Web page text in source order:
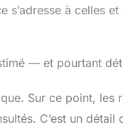
s’adresse à celles
— et pourtant
Sur ce point,
C’est un